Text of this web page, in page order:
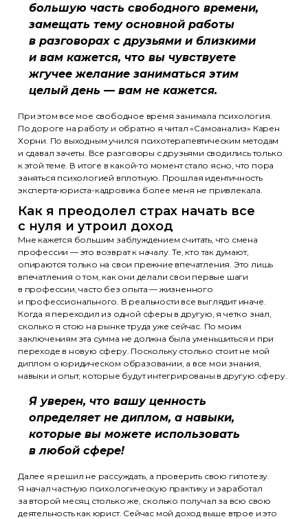
большую часть свободного времени,
замещать тему основной работы
в разговорах с друзьями и близкими
и вам кажется, что вы чувствуете
жгучее желание заниматься этим
целый день — вам не кажется.
При этом все мое свободное время занимала психология.
По дороге на работу и обратно я читал «Самоанализ» Карен
Хорни. По выходным учился психотерапевтическим методам
и сдавал зачеты. Все разговоры с друзьями сводились только
к этой теме. В итоге в какой-то момент стало ясно, что пора
заняться психологией вплотную. Прошлая идентичность
эксперта-юриста-кадровика более меня не привлекала.
Как я преодолел страх начать все
с нуля и утроил доход
Мне кажется большим заблуждением считать, что смена
профессии — это возврат к началу. Те, кто так думают,
опираются только на свои прежние впечатления. Это лишь
впечатления о том, как они делали свои первые шаги
в профессии, часто без опыта — жизненного
и профессионального. В реальности все выглядит иначе.
Когда я переходил из одной сферы в другую, я четко знал,
сколько я стою на рынке труда уже сейчас. По моим
заключениям эта сумма не должна была уменьшиться и при
переходе в новую сферу. Поскольку столько стоит не мой
диплом о юридическом образовании, а все мои знания,
навыки и опыт, которые будут интегрированы в другую сферу.
Я уверен, что вашу ценность
определяет не диплом, а навыки,
которые вы можете использовать
в любой сфере!
Далее я решил не рассуждать, а проверить свою гипотезу.
Я начал частную психологическую практику и заработал
за второй месяц столько же, сколько получал за всю свою
деятельность как юрист. Сейчас мой доход выше втрое и это